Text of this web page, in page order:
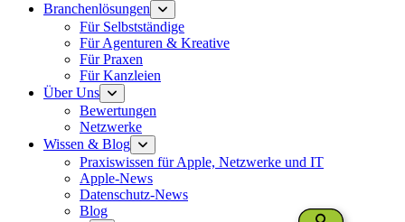
Branchenlösungen
Menü
öffnen
Für Selbstständige
Für Agenturen & Kreative
Für Praxen
Für Kanzleien
Über Uns Menü
öffnen
Bewertungen
Netzwerke
Wissen & Blog Menü
öffnen
Praxiswissen für Apple, Netzwerke und IT
Apple-News
Datenschutz-News
Blog